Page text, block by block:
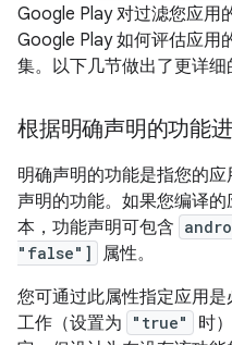
Google Play 对过滤您应用
Google Play 如何评估应用
集。以下几节做出了更详细
根据明确声明的功能
明确声明的功能是指您的应
声明的功能。如果您编译
本，功能声明可包含
"false"]
属性。
您可通过此属性指定应用
工作（设置为
"true"
时